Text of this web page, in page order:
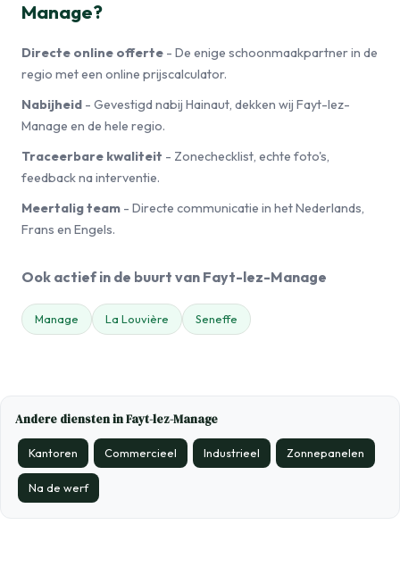
Manage?
Directe online offerte - De enige schoonmaakpartner in de
regio met een online prijscalculator.
Nabijheid - Gevestigd nabij Hainaut, dekken wij Fayt-lez-
Manage en de hele regio.
Traceerbare kwaliteit - Zonechecklist, echte foto's,
feedback na interventie.
Meertalig team - Directe communicatie in het Nederlands,
Frans en Engels.
Ook actief in de buurt van Fayt-lez-Manage
Manage La Louvière Seneffe
Andere diensten in Fayt-lez-Manage
Kantoren Commercieel Industrieel Zonnepanelen
Na de werf